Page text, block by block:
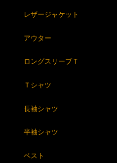
レザージャケット
アウター
ロングスリーブＴ
Ｔシャツ
長袖シャツ
半袖シャツ
ベスト